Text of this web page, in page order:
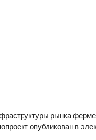
рынка
опубликован в